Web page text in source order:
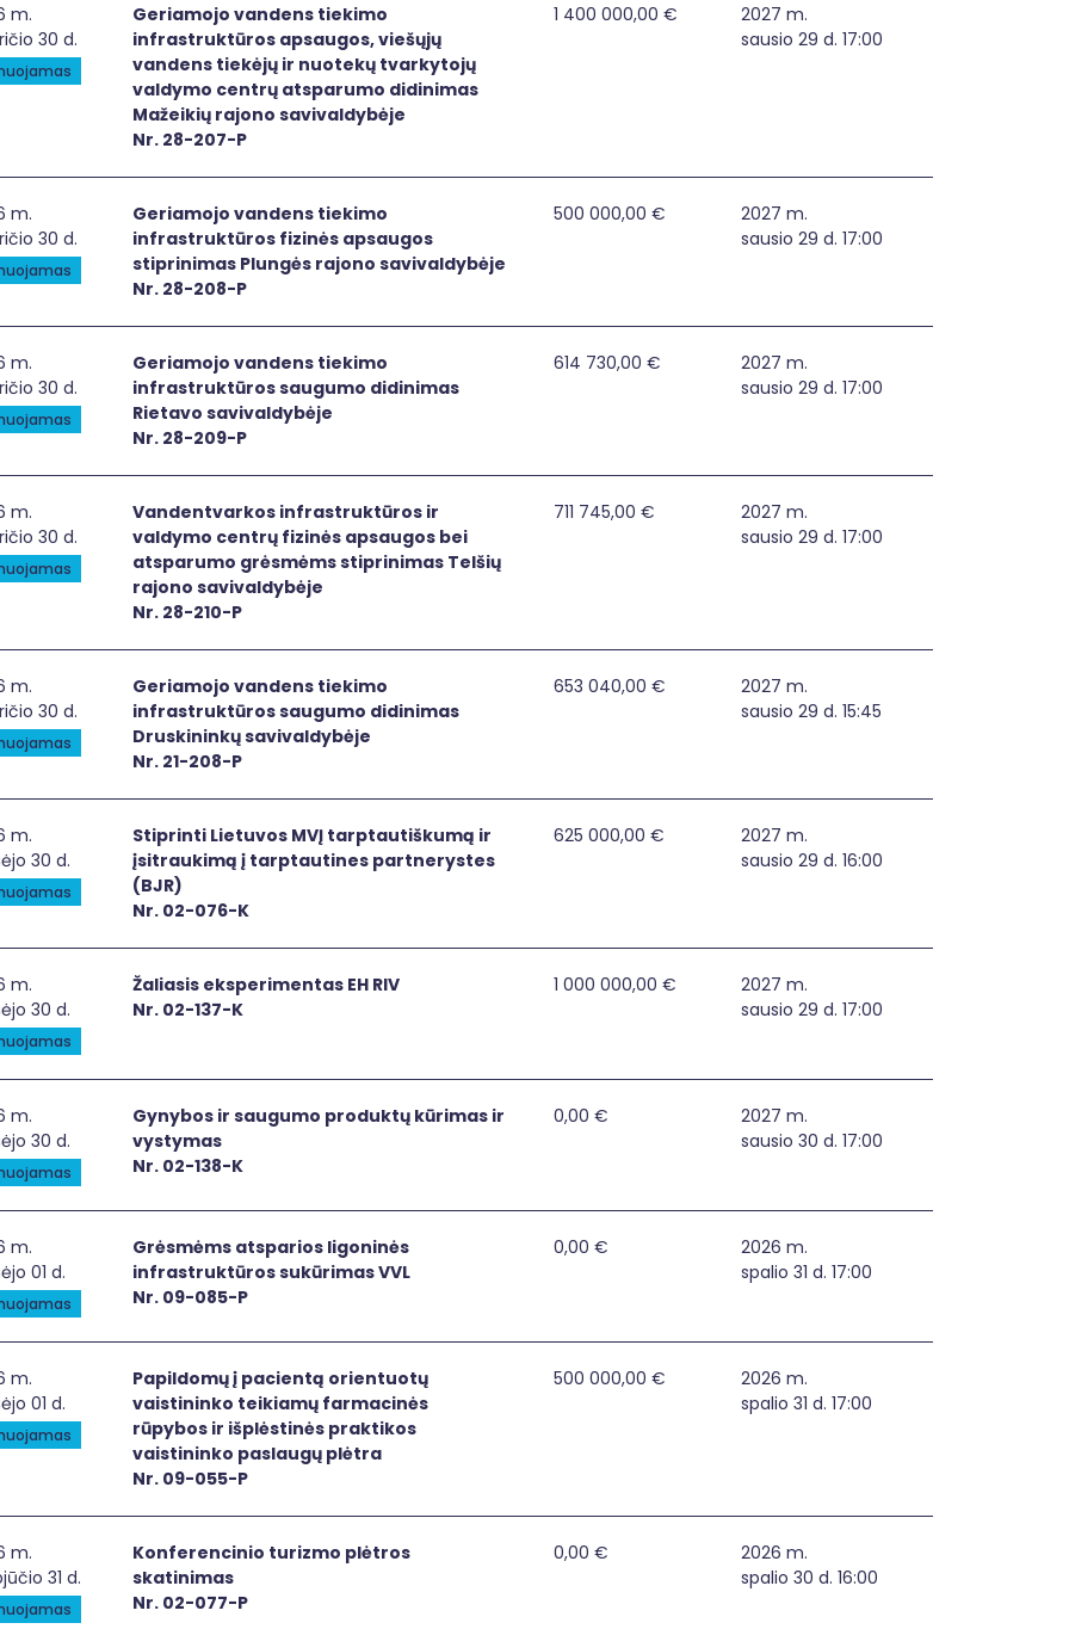
vandens tiekimo infrastruktūros apsaugos, viešųjų vandens tiekėjų ir nuotekų tvarkytojų valdymo centrų
m.
30 d.
Geriamojo vandens tiekimo
infrastruktūros apsaugos, viešųjų
vandens tiekėjų ir nuotekų tvarkytojų
valdymo centrų atsparumo didinimas
Mažeikių rajono savivaldybėje
Nr. 28-207-P
1 400 000,00 €
2027 m.
sausio 29 d. 17:00
vandens tiekimo infrastruktūros fizinės apsaugos stiprinimas Plungės rajono savivaldybėje
m.
30 d.
Geriamojo vandens tiekimo
infrastruktūros fizinės apsaugos
stiprinimas Plungės rajono savivaldybėje
Nr. 28-208-P
500 000,00 €
2027 m.
sausio 29 d. 17:00
vandens tiekimo infrastruktūros saugumo didinimas Rietavo savivaldybėje
m.
30 d.
Geriamojo vandens tiekimo
infrastruktūros saugumo didinimas
Rietavo savivaldybėje
Nr. 28-209-P
614 730,00 €
2027 m.
sausio 29 d. 17:00
infrastruktūros ir valdymo centrų fizinės apsaugos bei atsparumo grėsmėms stiprinimas Telšių rajono
m.
30 d.
Vandentvarkos infrastruktūros ir
valdymo centrų fizinės apsaugos bei
atsparumo grėsmėms stiprinimas Telšių
rajono savivaldybėje
Nr. 28-210-P
711 745,00 €
2027 m.
sausio 29 d. 17:00
vandens tiekimo infrastruktūros saugumo didinimas Druskininkų savivaldybėje
m.
30 d.
Geriamojo vandens tiekimo
infrastruktūros saugumo didinimas
Druskininkų savivaldybėje
Nr. 21-208-P
653 040,00 €
2027 m.
sausio 29 d. 15:45
Lietuvos MVĮ tarptautiškumą ir įsitraukimą į tarptautines partnerystes (BJR)
m.
30 d.
Stiprinti Lietuvos MVĮ tarptautiškumą ir
įsitraukimą į tarptautines partnerystes
(BJR)
Nr. 02-076-K
625 000,00 €
2027 m.
sausio 29 d. 16:00
eksperimentas EH RIV
m.
30 d.
Žaliasis eksperimentas EH RIV
Nr. 02-137-K
1 000 000,00 €
2027 m.
sausio 29 d. 17:00
ir saugumo produktų kūrimas ir vystymas
m.
30 d.
Gynybos ir saugumo produktų kūrimas ir
vystymas
Nr. 02-138-K
0,00 €
2027 m.
sausio 30 d. 17:00
atsparios ligoninės infrastruktūros sukūrimas VVL
m.
01 d.
Grėsmėms atsparios ligoninės
infrastruktūros sukūrimas VVL
Nr. 09-085-P
0,00 €
2026 m.
spalio 31 d. 17:00
į pacientą orientuotų vaistininko teikiamų farmacinės rūpybos ir išplėstinės praktikos vaistininko paslaugų
m.
01 d.
Papildomų į pacientą orientuotų
vaistininko teikiamų farmacinės
rūpybos ir išplėstinės praktikos
vaistininko paslaugų plėtra
Nr. 09-055-P
500 000,00 €
2026 m.
spalio 31 d. 17:00
turizmo plėtros skatinimas
m.
31 d.
Konferencinio turizmo plėtros
skatinimas
Nr. 02-077-P
0,00 €
2026 m.
spalio 30 d. 16:00